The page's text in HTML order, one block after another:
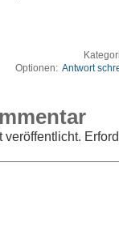
Optionen: Antwort
veröffentlicht.